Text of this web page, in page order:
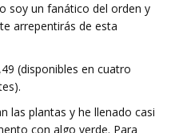
soy un fanático del orden y
arrepentirás de esta
(disponibles en cuatro
las plantas y he llenado casi
con algo verde. Para